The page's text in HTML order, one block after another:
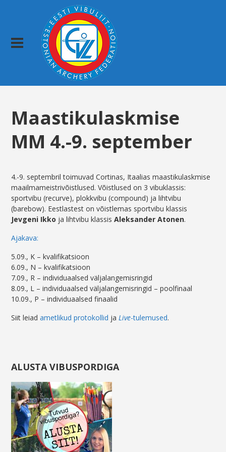
Maastikulaskmise
MM 4.-9. september
4.-9. septembril toimuvad Cortinas, Itaalias maastikulaskmise
maailmameistrivõistlused. Võistlused on 3 vibuklassis:
sportvibu (recurve), plokkvibu (compound) ja lihtvibu
(barebow). Eestlastest on võistlemas sportvibu klassis
Jevgeni Ikko ja lihtvibu klassisAleksander Atonen.
Ajakava:
5.09., K – kvalifikatsioon
6.09., N – kvalifikatsioon
7.09., R – individuaalsed väljalangemisringid
8.09., L – individuaalsed väljalangemisringid – poolfinaal
10.09., P – individuaalsed finaalid
Siit leiadametlikud protokollid jaLive-tulemused.
ALUSTA VIBUSPORDIGA